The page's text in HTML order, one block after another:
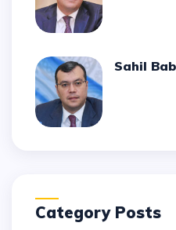
Sahil
Category Posts